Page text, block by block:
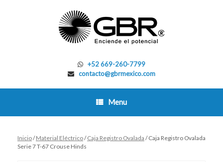
+52 669-260-7799
contacto@gbrmexico.com
Menu
Inicio/Material Eléctrico/Caja Registro Ovalada / Caja Registro Ovalada
Serie 7 T-67 Crouse Hinds